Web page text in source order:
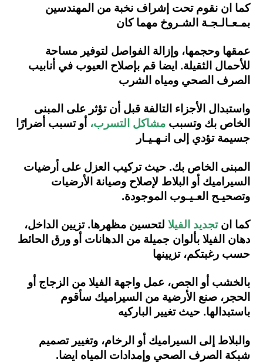
كما ان نقوم تحت إشراف نخبة من المهندسين
بمـعـالـجـة الشـروخ مهما كان
عمقها وحجمها، وإزالة الفواصل لتوفير مساحة
للأحمال الثقيلة. ايضا قم بإصلاح العيوب في أنابيب
الصرف الصحي ومياه الشرب
واستبدال الأجزاء التالفة قبل أن تؤثر على المبنى
الخاص بك وتسبب مشاكل التسرب، أو تسبب أضرارًا
جسيمة تؤدي إلى انـهـيـار
المبنى الخاص بك.حيث تركيب العزل على أرضيات
السيراميك أو البلاط لإصلاح وصيانة الأرضيات
وتصحيـح العـيـوب الموجودة.
كما ان تجديد الفيلا لتحسين مظهرها. تزيين الداخل،
دهان الفيلا بألوان جميلة من الدهانات أو ورق الحائط
حسبرغبتكم، تزيينها
بالخشب أو الجص، عمل واجهة الفيلا من الزجاج أو
الحجر، صنع الأرضية من السيراميك سأقوم
باستبدالها. حيث تغيير الباركيه
والبلاط إلى السيراميك أو الرخام، وتغيير تصميم
شبكة الصرف الصحيوإمدادات المياه ايضا.